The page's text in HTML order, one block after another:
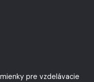
pre vzdelávacie